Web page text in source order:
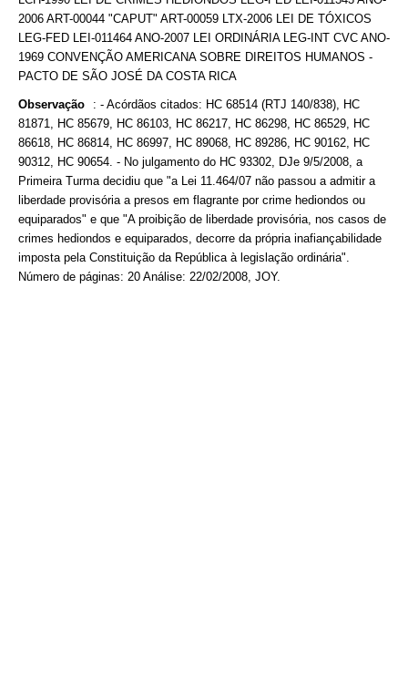
2006 ART-00044 "CAPUT" ART-00059 LTX-2006 LEI DE TÓXICOS
LEG-FED LEI-011464 ANO-2007 LEI ORDINÁRIA LEG-INT CVC ANO-
1969 CONVENÇÃO AMERICANA SOBRE DIREITOS HUMANOS -
PACTO DE SÃO JOSÉ DA COSTA RICA
Observação : - Acórdãos citados: HC 68514 (RTJ 140/838), HC
81871, HC 85679, HC 86103, HC 86217, HC 86298, HC 86529, HC
86618, HC 86814, HC 86997, HC 89068, HC 89286, HC 90162, HC
90312, HC 90654. - No julgamento do HC 93302, DJe 9/5/2008, a
Primeira Turma decidiu que "a Lei 11.464/07 não passou a admitir a
liberdade provisória a presos em flagrante por crime hediondos ou
equiparados" e que "A proibição de liberdade provisória, nos casos de
crimes hediondos e equiparados, decorre da própria inafiançabilidade
imposta pela Constituição da República à legislação ordinária".
Número de páginas: 20 Análise: 22/02/2008, JOY.